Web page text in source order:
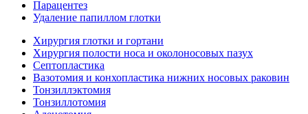
Парацентез
Удаление папиллом глотки
Хирургия глотки и гортани
Хирургия полости носа и околоносовых пазух
Септопластика
Вазотомия и конхопластика нижних носовых раковин
Тонзиллэктомия
Тонзиллотомия